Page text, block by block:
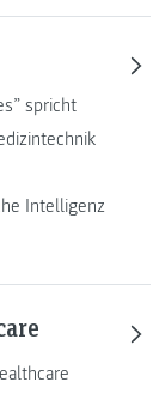
spricht
Intelligenz